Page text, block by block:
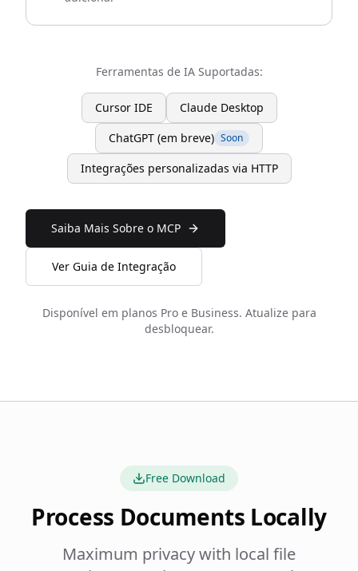
Ferramentas de IA Suportadas:
Cursor IDE
Claude Desktop
ChatGPT (em breve) Soon
Integrações personalizadas via HTTP
Saiba Mais Sobre o MCP
Ver Guia de Integração
Disponível em planos Pro e Business. Atualize para
desbloquear.
Free Download
Process Documents Locally
Maximum privacy with local file